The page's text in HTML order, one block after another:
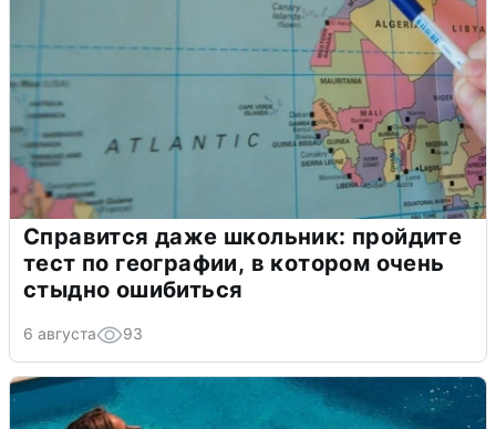
Справится даже школьник: пройдите
тест по географии, в котором очень
стыдно ошибиться
6 августа 93